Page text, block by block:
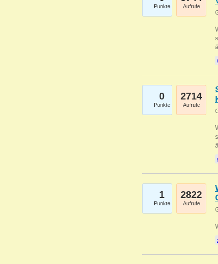
Punkte Aufrufe
0
Punkte
2714
Aufrufe
1
Punkte
2822
Aufrufe